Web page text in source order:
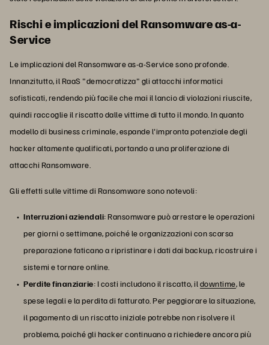
Rischi e implicazioni del Ransomware as-a-
Service
Le implicazioni del Ransomware as-a-Service sono profonde.
Innanzitutto, il RaaS "democratizza" gli attacchi informatici
sofisticati, rendendo più facile che mai il lancio di violazioni riuscite,
quindi raccoglie il riscatto dalle vittime di tutto il mondo. In quanto
modello di business criminale, espande l'impronta potenziale degli
hacker altamente qualificati, portando a una proliferazione di
attacchi Ransomware.
Gli effetti sulle vittime di Ransomware sono notevoli:
Interruzioni aziendali: Ransomware può arrestare le operazioni
per giorni o settimane, poiché le organizzazioni con scarsa
preparazione faticano a ripristinare i dati dai backup, ricostruire i
sistemi e tornare online.
Perdite finanziarie: I costi includono il riscatto, ildowntime, le
spese legali e la perdita di fatturato. Per peggiorare la situazione,
il pagamento di un riscatto iniziale potrebbe non risolvere il
problema, poiché gli hacker continuano a richiedere ancora più